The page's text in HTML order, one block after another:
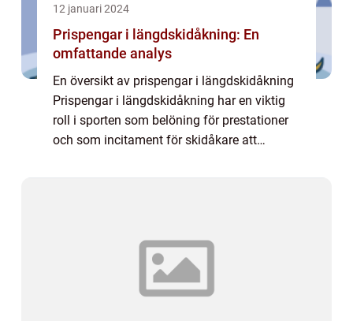
12 januari 2024
Prispengar i längdskidåkning: En
omfattande analys
En översikt av prispengar i längdskidåkning
Prispengar i längdskidåkning har en viktig
roll i sporten som belöning för prestationer
och som incitament för skidåkare att
djupgående titt på prispengarsyste...